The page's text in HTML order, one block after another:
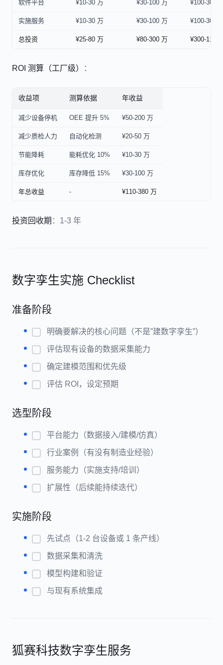
软件平台 ¥10-30 万 ¥30-100 万 ¥100-300
实施服务 ¥10-30 万 ¥30-100 万 ¥100-300
总投资 ¥25-80 万 ¥80-300 万 ¥300-1100
ROI 测算（工厂级） ：
收益项 测算依据 年收益
减少设备停机 OEE 提升 5% ¥50-200 万
减少质检人力 自动化检测 ¥20-50 万
节能降耗 能耗优化 10% ¥10-30 万
库存优化 库存降低 15% ¥30-100 万
年总收益 - ¥110-380 万
投资回收期 ：1-3 年
数字孪生实施 Checklist
准备阶段
明确要解决的核心问题（不是”建数字孪生”）
评估现有设备的数据采集能力
确定建模范围和优先级
评估 ROI，设定预期
选型阶段
平台能力（数据接入/建模/仿真）
行业案例（有没有制造业经验）
服务能力（实施支持/培训）
扩展性（后续能持续迭代）
实施阶段
先试点（1-2 台设备或 1 条产线）
数据采集和清洗
模型构建和验证
与现有系统集成
狐赛科技数字孪生服务